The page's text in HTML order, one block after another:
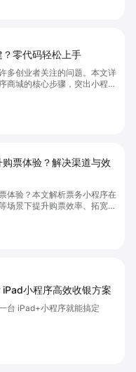
零代码轻松上手
多创业者关注的问题。本文详
商城的核心步骤，突出小程序
开店优势，帮助你轻松实现商
效会员运营，快速开启线上卖
操作指南！
票体验？解决渠道与效
体验？本文解析票务小程序在
场景下提升购票效率、拓宽销
销的具体方式。关键词包括
”、“购票效率”。
小程序高效收银方案
台 iPad+小程序就能搞定